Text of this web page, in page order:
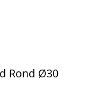
Rond Ø30